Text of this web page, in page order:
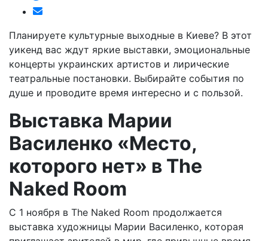
Планируете культурные выходные в Киеве? В этот
уикенд вас ждут яркие выставки, эмоциональные
концерты украинских артистов и лирические
театральные постановки. Выбирайте события по
душе и проводите время интересно и с пользой.
Выставка Марии
Василенко «Место,
которого нет» в The
Naked Room
С 1 ноября в The Naked Room продолжается
выставка художницы Марии Василенко, которая